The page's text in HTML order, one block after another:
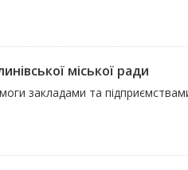
міської ради
закладами та